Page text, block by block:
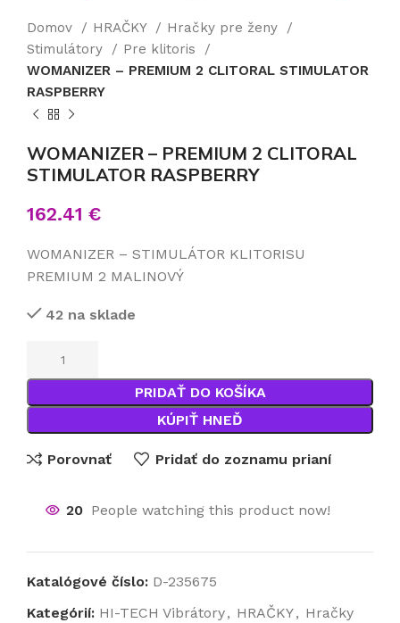
Domov HRAČKY
Hračky pre ženy
Stimulátory
Pre klitoris
WOMANIZER – PREMIUM 2 CLITORAL STIMULATOR
RASPBERRY
WOMANIZER – PREMIUM 2 CLITORAL
STIMULATOR RASPBERRY
162.41 €
WOMANIZER – STIMULÁTOR KLITORISU
PREMIUM 2 MALINOVÝ
42 na sklade
PRIDAŤ DO KOŠÍKA
KÚPIŤ HNEĎ
Porovnať Pridať do zoznamu prianí
20 People watching this product now!
Katalógové číslo: D-235675
Kategórií: HI-TECH Vibrátory, HRAČKY, Hračky